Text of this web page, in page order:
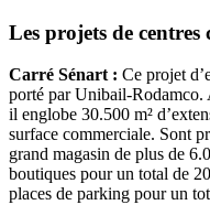
Les projets de
Carré Sénart : Ce projet
porté par Unibail-Rodamco.
il englobe 30.500 m²
surface commerciale. Sont
grand magasin de plus de
boutiques pour un total de
places de parking pour un